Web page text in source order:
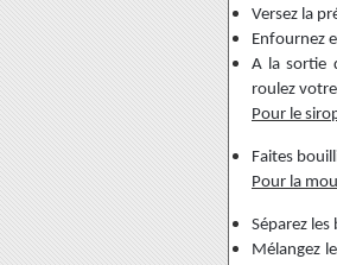
Versez la
Enfournez
A la sortie
roulez
Pour le
Faites
Pour la
Séparez
Mélangez